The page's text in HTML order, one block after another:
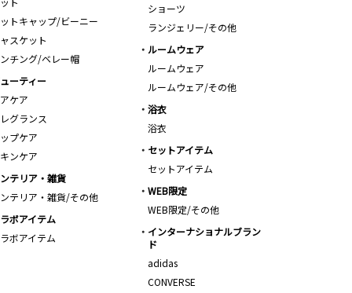
トキャップ/ビーニー
スケット
チング/ベレー帽
ショーツ
ランジェリー/その他
ルームウェア
ルームウェア
ルームウェア/その他
ーティー
ケア
グランス
プケア
ンケア
浴衣
浴衣
セットアイテム
セットアイテム
テリア・雑貨
テリア・雑貨/その他
WEB限定
WEB限定/その他
ボアイテム
ボアイテム
インターナショナルブラン
ド
adidas
CONVERSE